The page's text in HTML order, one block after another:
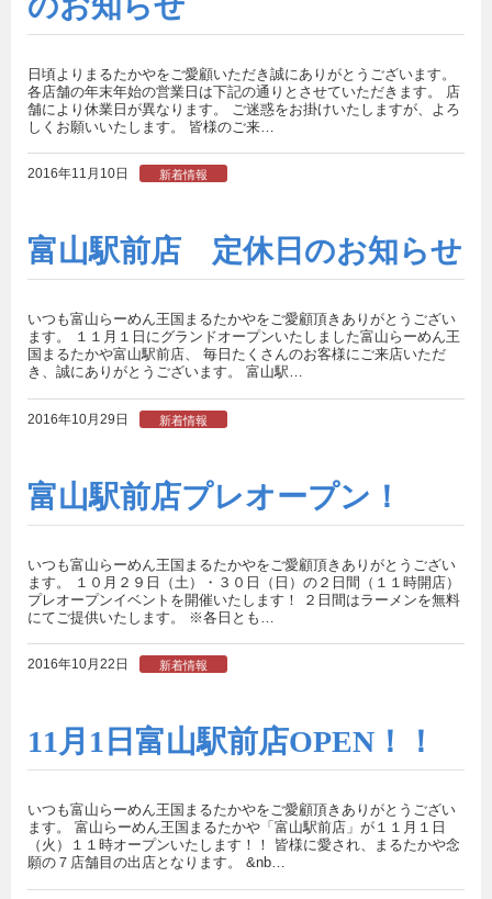
日頃よりまるたかやをご愛顧いただき誠にありがとうございます。
各店舗の年末年始の営業日は下記の通りとさせていただきます。 店
舗により休業日が異なります。 ご迷惑をお掛けいたしますが、よろ
しくお願いいたします。 皆様のご来…
2016年11月10日 新着情報
富山駅前店 定休日のお知らせ
いつも富山らーめん王国まるたかやをご愛顧頂きありがとうござい
ます。 １１月１日にグランドオープンいたしました富山らーめん王
国まるたかや富山駅前店、 毎日たくさんのお客様にご来店いただ
き、誠にありがとうございます。 富山駅…
2016年10月29日 新着情報
富山駅前店プレオープン！
いつも富山らーめん王国まるたかやをご愛顧頂きありがとうござい
ます。 １０月２９日（土）・３０日（日）の２日間（１１時開店）
プレオープンイベントを開催いたします！ ２日間はラーメンを無料
にてご提供いたします。 ※各日とも…
2016年10月22日 新着情報
11月1日富山駅前店OPEN！！
いつも富山らーめん王国まるたかやをご愛顧頂きありがとうござい
ます。 富山らーめん王国まるたかや「富山駅前店」が１１月１日
（火）１１時オープンいたします！！ 皆様に愛され、まるたかや念
願の７店舗目の出店となります。 &nb…